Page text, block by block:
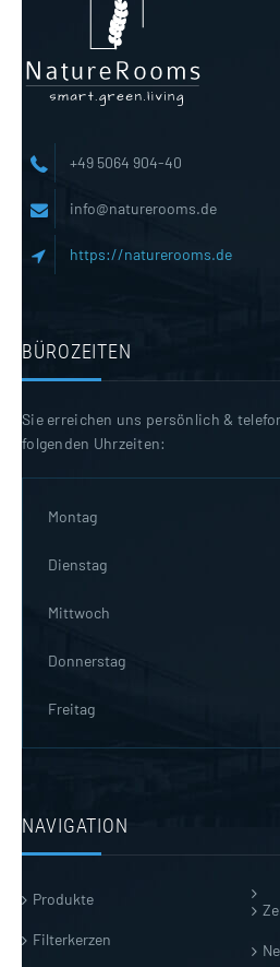
+49 5064 904-40
info@naturerooms.de
https://naturerooms.de
BÜROZEITEN
Sie erreichen uns persönlich &
folgenden Uhrzeiten:
Montag
Dienstag
Mittwoch
Donnerstag
Freitag
NAVIGATION
Produkte
Filterkerzen